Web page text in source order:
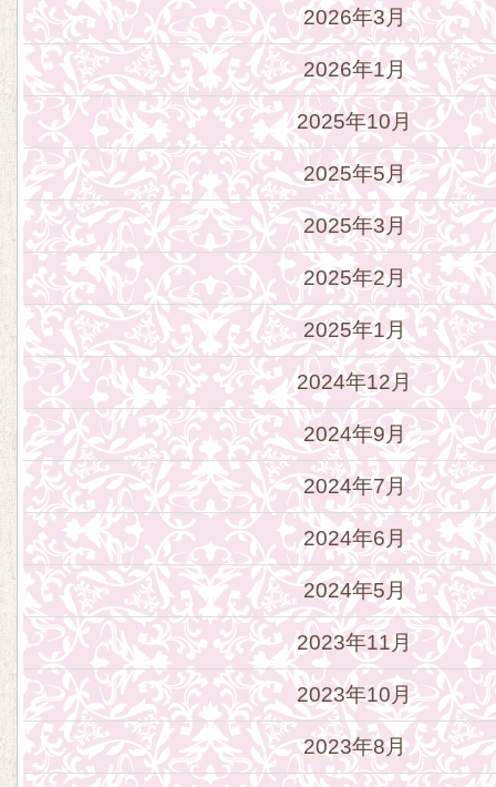
2026年3月
2026年1月
2025年10月
2025年5月
2025年3月
2025年2月
2025年1月
2024年12月
2024年9月
2024年7月
2024年6月
2024年5月
2023年11月
2023年10月
2023年8月